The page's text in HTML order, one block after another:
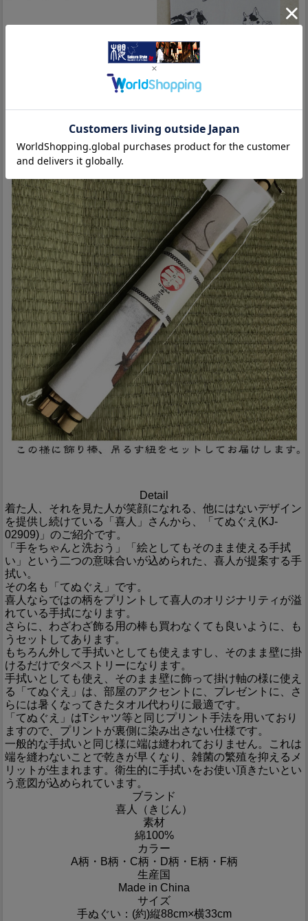
Detail
着た人、それを見た人が笑顔になれる、他にはないデザイン
を提供し続けている「喜人」さんから、「てぬぐえ(KJ-
02909)」のご紹介です。
「手をちゃんと洗おう」「絵としてもそのまま使える手拭
い」という二つの意味合いが込められた、喜人が提案する手
拭い。
その名も「てぬぐえ」です。
喜人ならではの柄をプリントして喜人のオリジナリティが溢
れている手拭になります。
さらに、わざわざ飾る用の棒も買わなくても良いように、も
うセットしてあります。
もちろん外して手拭いとしても使えますし、そのまま壁に掛
けるだけでタペストリーになります。
手拭いとしても使え、そのまま壁に飾って掛け軸の様に使え
る「てぬぐえ」は、部屋のアクセントに、プレゼントに、さ
らには暑くなってきたタオル代わりに最適です。
「てぬぐえ」はTシャツ等と同じプリント手法を用いており
ますので、プリントが裏側に染み出さない仕様です。
一般的な手拭いと同じ様に端は縫われておりません。これは
端を縫わないことで乾きが早くなり、雑菌の繁殖を抑えるメ
リットが生まれます。衛生的に手拭いをお使い頂きたいとい
う意図が込められています。
ブランド
喜人（きじん）
素材
綿100%
カラー
A柄・B柄・C柄・D柄・E柄・F柄
生産国
Made in China
サイズ
手ぬぐい：(約)縦88cm×横33cm